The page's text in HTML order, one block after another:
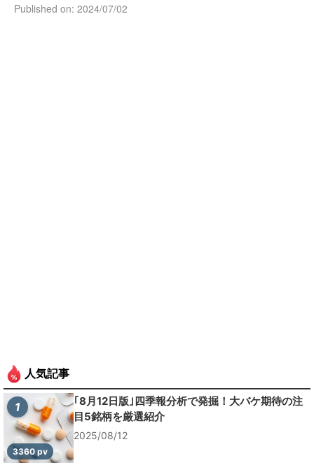
Published on: 2024/07/02
人気記事
1
3360 pv
｢8月12日版｣四季報分析で発掘！大バケ期待の注
目5銘柄を厳選紹介
2025/08/12